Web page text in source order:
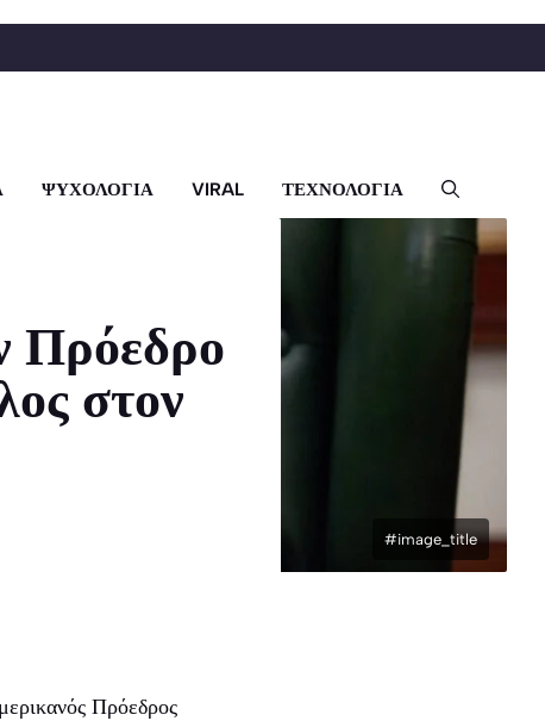
ΨΥΧΟΛΟΓΙΑ VIRAL ΤΕΧΝΟΛΟΓΙΑ
#image_title
Πρόεδρο
στον
Πρόεδρος